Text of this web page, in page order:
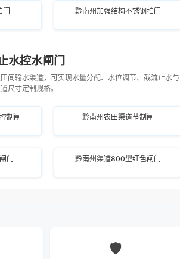
黔南州加强结构不锈钢拍门
水控水闸门
间输水渠道，可实现水量分配、水位调节、截流止水与
尺寸定制规格。
制闸 黔南州农田渠道节制闸
门 黔南州渠道800型红色闸门
🛡️